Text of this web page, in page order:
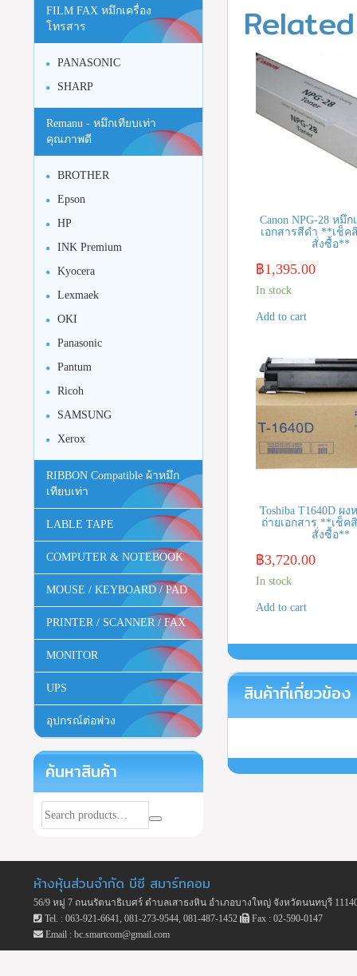
Canon NPG-28 หมึก
เอกสารสีดำ **เช็ค
สั่งซื้อ**
฿1,395.00
In stock
Add to cart
Toshiba T1640D ผง
ถ่ายเอกสาร **เช็ค
สั่งซื้อ**
฿3,720.00
In stock
Add to cart
สินค้าที่เกี่ยวข้อง
FILM FAX หมึกเครื่อง
โทรสาร
PANASONIC
SHARP
Remanu - หมึกเทียบเท่า
คุณภาพดี
BROTHER
Epson
HP
INK Premium
Kyocera
Lexmaek
OKI
Panasonic
Pantum
Ricoh
SAMSUNG
Xerox
RIBBON Compatible ผ้าหมึก
เทียบเท่า
LABLE TAPE
COMPUTER & NOTEBOOK
MOUSE / KEYBOARD / PAD
PRINTER / SCANNER / FAX
MONITOR
UPS
อุปกรณ์ต่อพ่วง
ค้นหาสินค้า
ห้างหุ้นส่วนจำกัด บีซี สมาร์ทคอม
56/9 หมู่ 7 ถนนรัตนาธิเบศร์ ตำบลเสาธงหิน อำเภอบางใหญ่ จังหวัดนนทบุรี
Tel. : 063-921-6641, 081-273-9544, 081-487-1452
Fax : 02-590-0147
Email : bc.smartcom@gmail.com